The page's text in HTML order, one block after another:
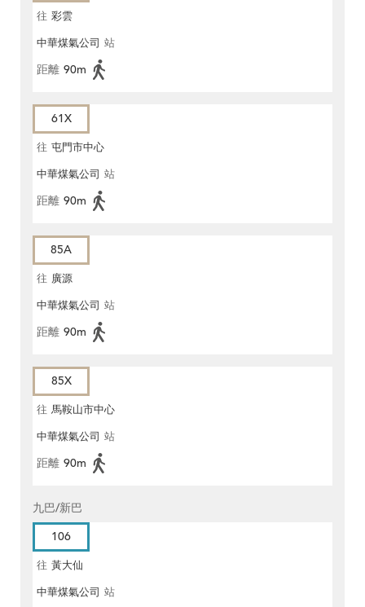
往 彩雲
中華煤氣公司 站
距離 90m
61X
往 屯門市中心
中華煤氣公司 站
距離 90m
85A
往 廣源
中華煤氣公司 站
距離 90m
85X
往 馬鞍山市中心
中華煤氣公司 站
距離 90m
九巴/新巴
106
往 黃大仙
中華煤氣公司 站